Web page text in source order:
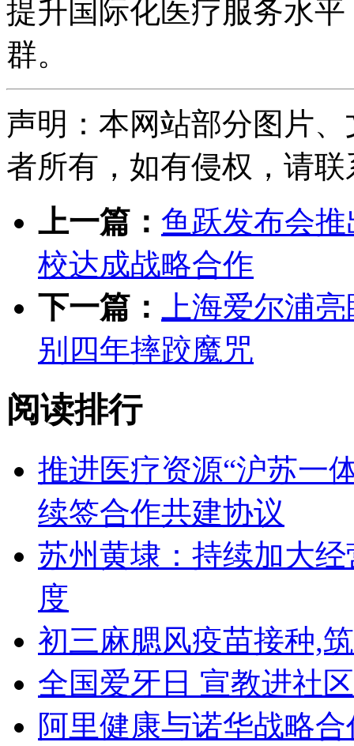
提升国际化医疗服务水
群。
声明：本网站部分图片
者所有，如有侵权，请联
上一篇： 鱼跃发布会
校达成战略合作
下一篇：
上海爱尔浦
别四年摔跤魔咒
阅读排行
推进医疗资源“沪苏一
续签合作共建协议
苏州黄埭：持续加大
度
初三麻腮风疫苗接种,
全国爱牙日 宣教进社区
阿里健康与诺华战略